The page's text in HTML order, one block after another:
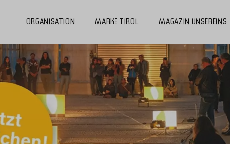
ORGANISATION MARKE TIROL MAGAZIN UNSEREINS